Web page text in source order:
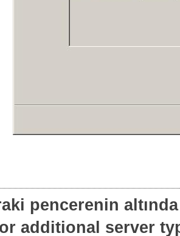
pencerenin
additional server